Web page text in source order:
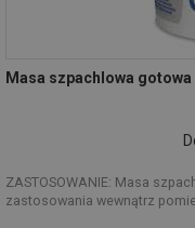
Masa szpachlowa
ZASTOSOWANIE: Masa
zastosowania wewnątrz